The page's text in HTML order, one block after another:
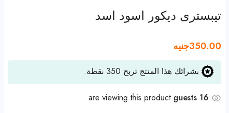
تيبسترى ديكور اسود اسد
350.00جنيه
بشرائك هذا المنتج تربح 350 نقطة.
16 guests
are viewing this product